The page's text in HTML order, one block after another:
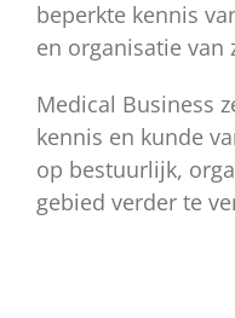
beperkte kennis
en organisatie van
Medical Business
kennis en kunde
op bestuurlijk,
gebied verder te